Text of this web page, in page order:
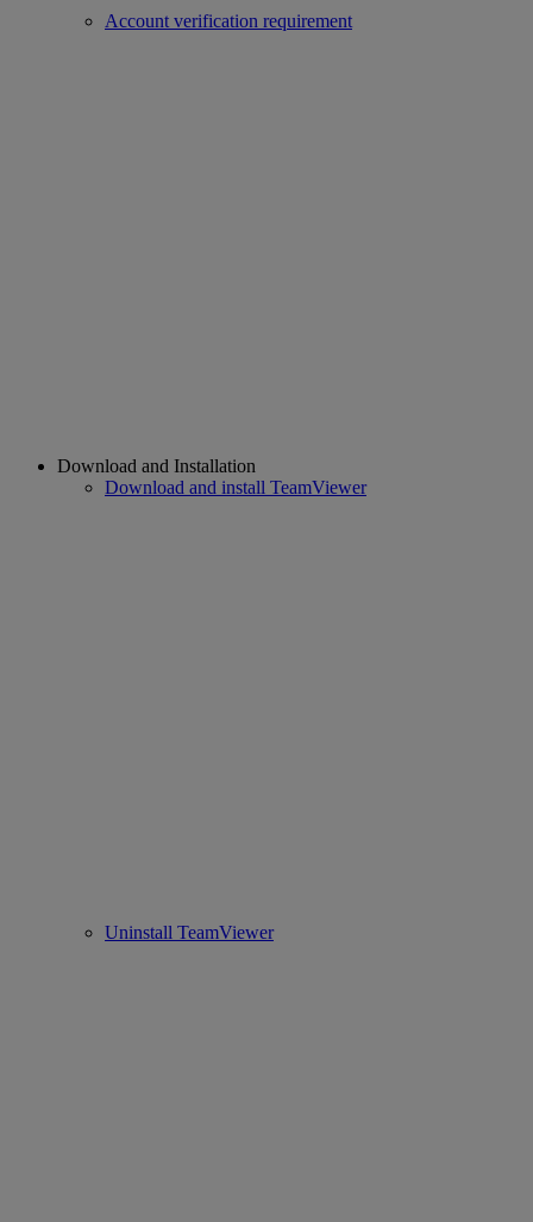
Account verification requirement
Download and Installation
Download and install TeamViewer
Uninstall TeamViewer